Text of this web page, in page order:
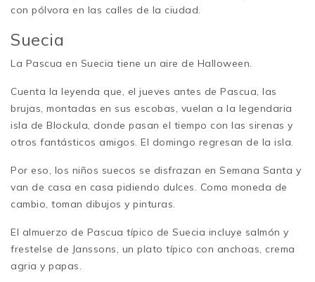
con pólvora en las calles de la ciudad.
Suecia
La Pascua en Suecia tiene un aire de Halloween.
Cuenta la leyenda que, el jueves antes de Pascua, las
brujas, montadas en sus escobas, vuelan a la legendaria
isla de Blockula, donde pasan el tiempo con las sirenas y
otros fantásticos amigos. El domingo regresan de la isla.
Por eso, los niños suecos se disfrazan en Semana Santa y
van de casa en casa pidiendo dulces. Como moneda de
cambio, toman dibujos y pinturas.
El almuerzo de Pascua típico de Suecia incluye salmón y
frestelse de Janssons, un plato típico con anchoas, crema
agria y papas.